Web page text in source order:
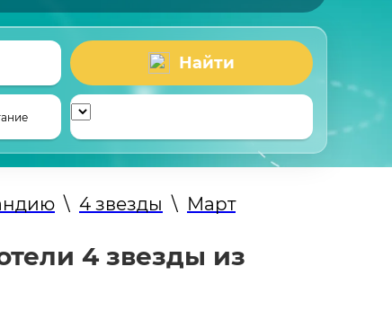
Найти
\ 4 звезды \ Март
4 звезды из